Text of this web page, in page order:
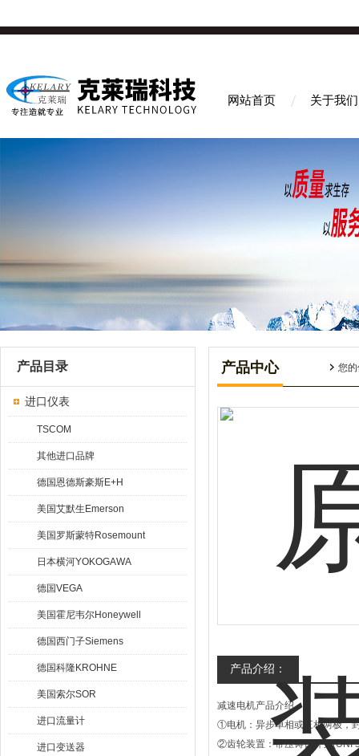
网站首页 关于我们
产品目录
进口仪表
TSCOM
其他进口品牌
德国恩德斯豪斯E+H
美国艾默生Emerson
美国罗斯蒙特Rosemount
日本横河YOKOGAWA
德国VEGA
美国霍尼韦尔Honeywell
德国西门子Siemens
德国科隆KROHNE
美国索尔SOR
进口流量计
进口变送器
产品中心 您
产品介绍：
减速电机产品介绍
①电机：异步单相或三相两极，
②齿轮装置：带压铸铝外壳(UNI